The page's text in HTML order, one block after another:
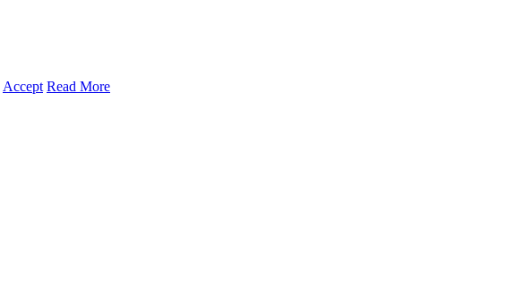
Accept Read More